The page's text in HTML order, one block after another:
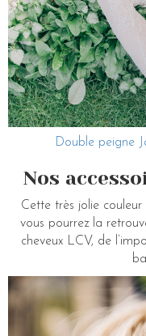
Double peigne
Nos
Cette très jolie
vous pourrez la
cheveux LCV, de